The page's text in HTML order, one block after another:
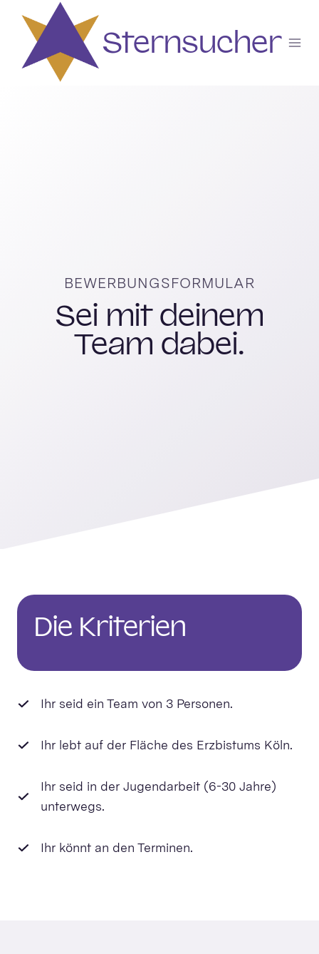
Inhalt
springen
Sternsucher
BEWERBUNGSFORMULAR
Sei mit deinem
Team dabei.
Die Kriterien
Ihr seid ein Team von 3 Personen.
Ihr lebt auf der Fläche des Erzbistums Köln.
Ihr seid in der Jugendarbeit (6-30 Jahre)
unterwegs.
Ihr könnt an den Terminen.